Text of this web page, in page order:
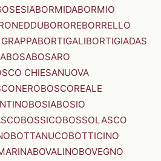
BORMIDABORMIO
BOROREBORRELLO
BORTIGALIBORTIGIADAS
BOSABOSARO
CHIESANUOVA
BOSCOREALE
BOSIABOSIO
BOSSICOBOSSOLASCO
BOTTANUCOBOTTICINO
BOVALINOBOVEGNO